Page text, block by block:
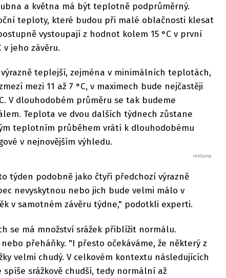
a května má být teplotně podprůměrný.
teploty, které budou při malé oblačnosti klesat
vystoupají z hodnot kolem 15 °C v první
v jeho závěru.
teplejší, zejména v minimálních teplotách,
mezi 11 až 7 °C, v maximech bude nejčastěji
V dlouhodobém průměru se tak budeme
Teplota ve dvou dalších týdnech zůstane
teplotním průběhem vrátí k dlouhodobému
v nejnovějším výhledu.
týden podobně jako čtyři předchozí výrazně
nevyskytnou nebo jich bude velmi málo v
v samotném závěru týdne," podotkli experti.
se má množství srážek přiblížit normálu.
přeháňky. "I přesto očekáváme, že některý z
velmi chudý. V celkovém kontextu následujících
srážkově chudší, tedy normální až